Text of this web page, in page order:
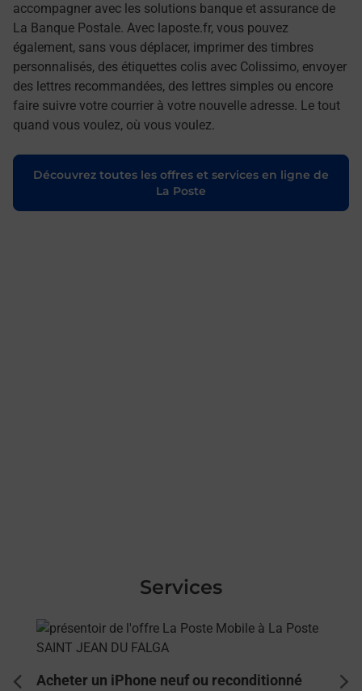
accompagner avec les solutions banque et assurance de
La Banque Postale. Avec laposte.fr, vous pouvez
également, sans vous déplacer, imprimer des timbres
personnalisés, des étiquettes colis avec Colissimo, envoyer
des lettres recommandées, des lettres simples ou encore
faire suivre votre courrier à votre nouvelle adresse. Le tout
quand vous voulez, où vous voulez.
Découvrez toutes les offres et services en ligne de
La Poste
Services
En savoir plus
Acheter un iPhone neuf ou reconditionné